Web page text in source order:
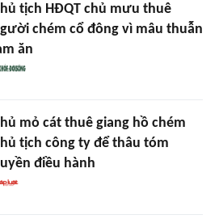
tịch HĐQT chủ mưu thuê
chém cổ đông vì mâu thuẫn
ăn
mỏ cát thuê giang hồ chém
tịch công ty để thâu tóm
điều hành